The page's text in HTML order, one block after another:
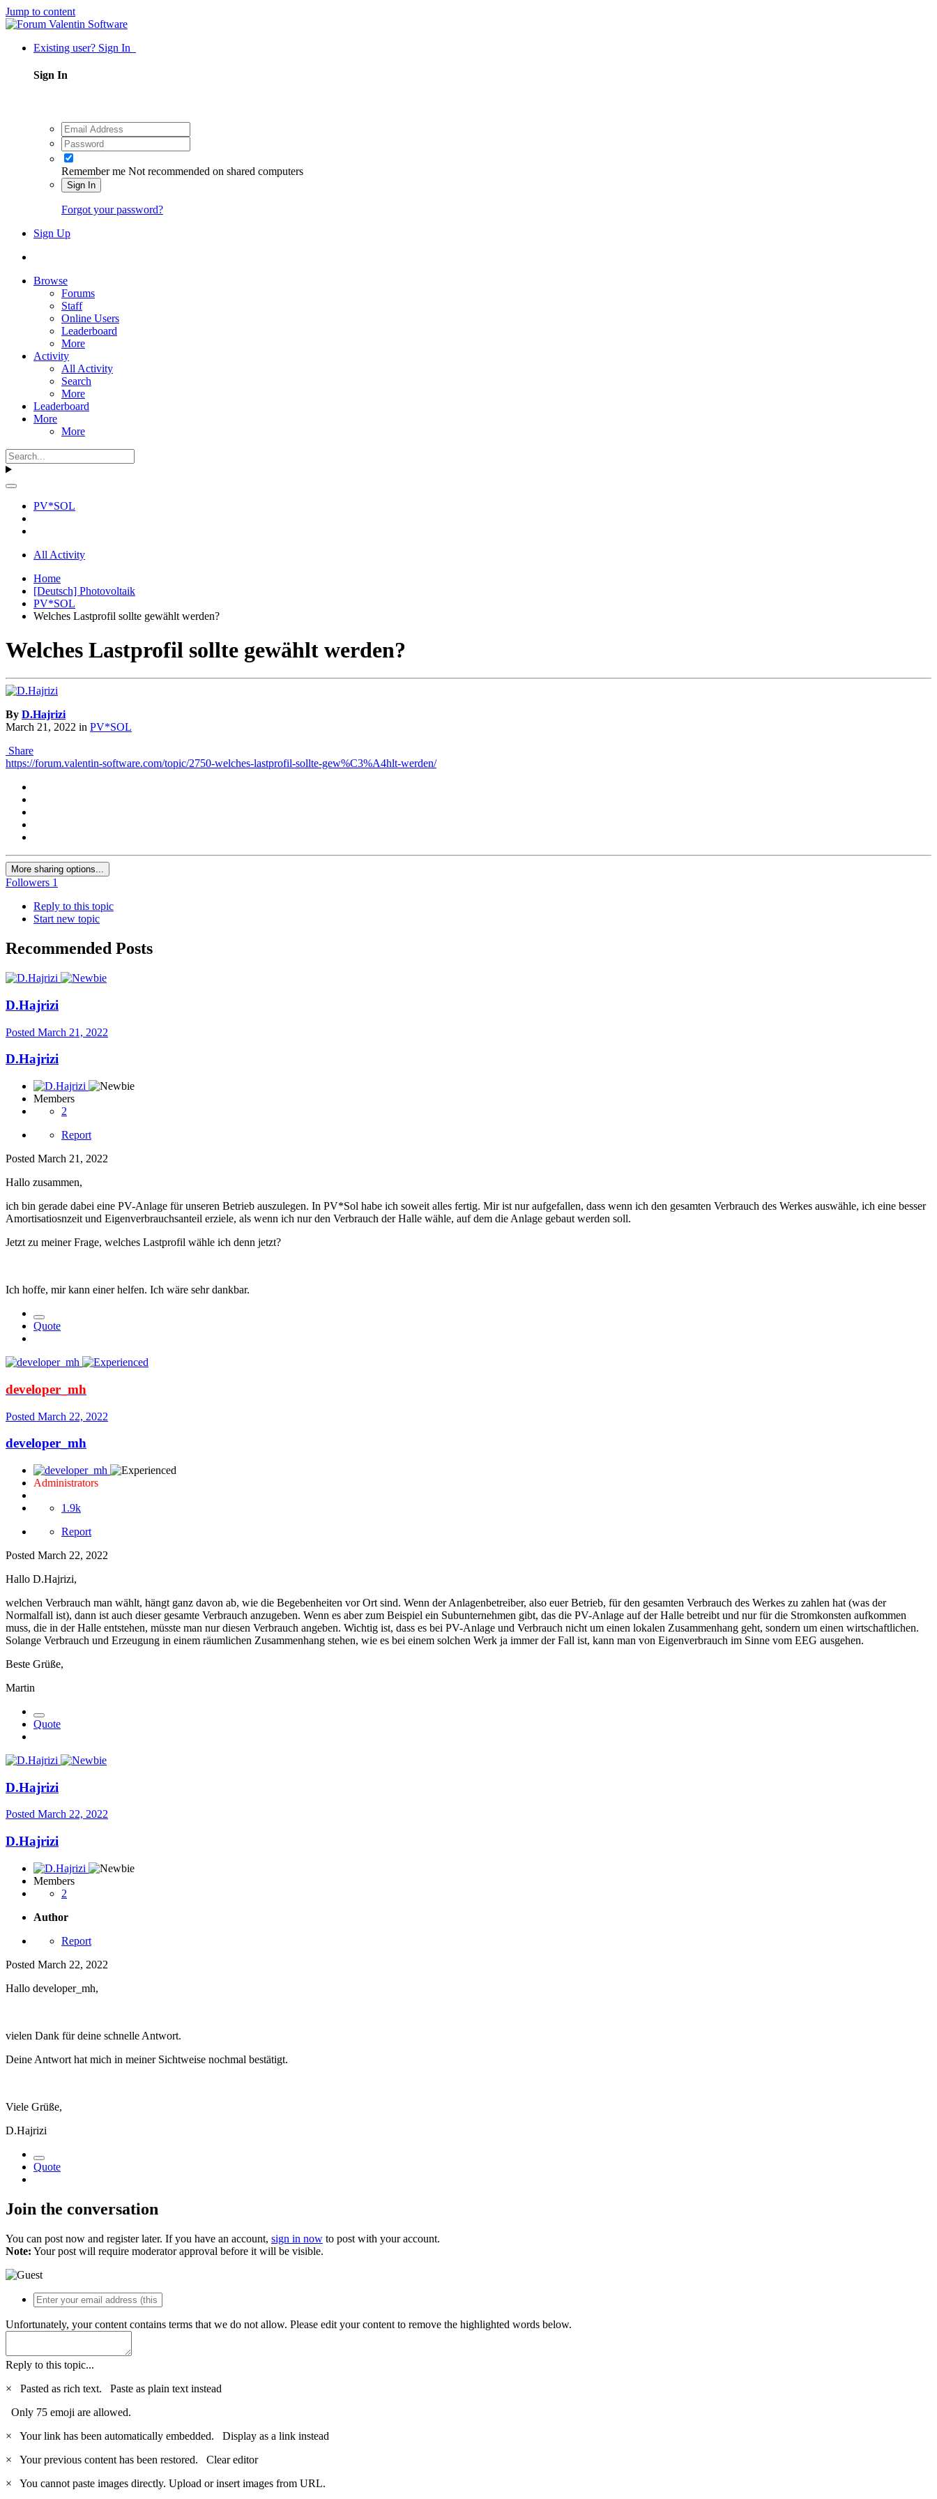
Jump to content
Existing user? Sign In
Sign In
Remember me Not recommended on shared computers
Sign In
Forgot your password?
Sign Up
Browse
Forums
Staff
Online Users
Leaderboard
More
Activity
All Activity
Search
More
Leaderboard
More
More
PV*SOL
All Activity
Home
[Deutsch] Photovoltaik
PV*SOL
Welches Lastprofil sollte gewählt werden?
Welches Lastprofil sollte gewählt werden?
By D.Hajrizi
March 21, 2022 in PV*SOL
Share
https://forum.valentin-software.com/topic/2750-welches-lastprofil-sollte-gew%C3%A4hlt-werden/
More sharing options...
Followers 1
Reply to this topic
Start new topic
Recommended Posts
D.Hajrizi
Posted March 21, 2022
D.Hajrizi
Members
2
Report
Posted March 21, 2022
Hallo zusammen,
ich bin gerade dabei eine PV-Anlage für unseren Betrieb auszulegen. In PV*Sol habe ich soweit alles fertig. Mir ist nur aufgefallen, dass wenn ich den gesamten Verbrauch des Werkes auswähle, ich eine besser
Amortisatiosnzeit und Eigenverbrauchsanteil erziele, als wenn ich nur den Verbrauch der Halle wähle, auf dem die Anlage gebaut werden soll.
Jetzt zu meiner Frage, welches Lastprofil wähle ich denn jetzt?
Ich hoffe, mir kann einer helfen. Ich wäre sehr dankbar.
Quote
developer_mh
Posted March 22, 2022
developer_mh
Administrators
1.9k
Report
Posted March 22, 2022
Hallo D.Hajrizi,
welchen Verbrauch man wählt, hängt ganz davon ab, wie die Begebenheiten vor Ort sind. Wenn der Anlagenbetreiber, also euer Betrieb, für den gesamten Verbrauch des Werkes zu zahlen hat (was der
Normalfall ist), dann ist auch dieser gesamte Verbrauch anzugeben. Wenn es aber zum Beispiel ein Subunternehmen gibt, das die PV-Anlage auf der Halle betreibt und nur für die Stromkonsten aufkommen
muss, die in der Halle entstehen, müsste man nur diesen Verbrauch angeben. Wichtig ist, dass es bei PV-Anlage und Verbrauch nicht um einen lokalen Zusammenhang geht, sondern um einen wirtschaftlichen.
Solange Verbrauch und Erzeugung in einem räumlichen Zusammenhang stehen, wie es bei einem solchen Werk ja immer der Fall ist, kann man von Eigenverbrauch im Sinne vom EEG ausgehen.
Beste Grüße,
Martin
Quote
D.Hajrizi
Posted March 22, 2022
D.Hajrizi
Members
2
Author
Report
Posted March 22, 2022
Hallo developer_mh,
vielen Dank für deine schnelle Antwort.
Deine Antwort hat mich in meiner Sichtweise nochmal bestätigt.
Viele Grüße,
D.Hajrizi
Quote
Join the conversation
You can post now and register later. If you have an account, sign in now to post with your account.
Note: Your post will require moderator approval before it will be visible.
Unfortunately, your content contains terms that we do not allow. Please edit your content to remove the highlighted words below.
Reply to this topic...
×
Pasted as rich text. Paste as plain text instead
Only 75 emoji are allowed.
×
Your link has been automatically embedded. Display as a link instead
×
Your previous content has been restored. Clear editor
×
You cannot paste images directly. Upload or insert images from URL.